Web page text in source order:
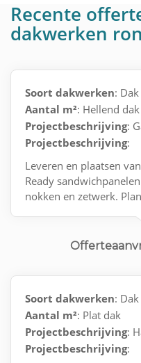
Recente
dakwerken
Soort dakwerken:
Aantal m²: Hellend dak
Projectbeschrijving:
Projectbeschrijving:
Leveren en plaatsen
Ready
nokken en zetwerk.
Soort dakwerken:
Aantal m²: Plat dak
Projectbeschrijving:
Projectbeschrijving: